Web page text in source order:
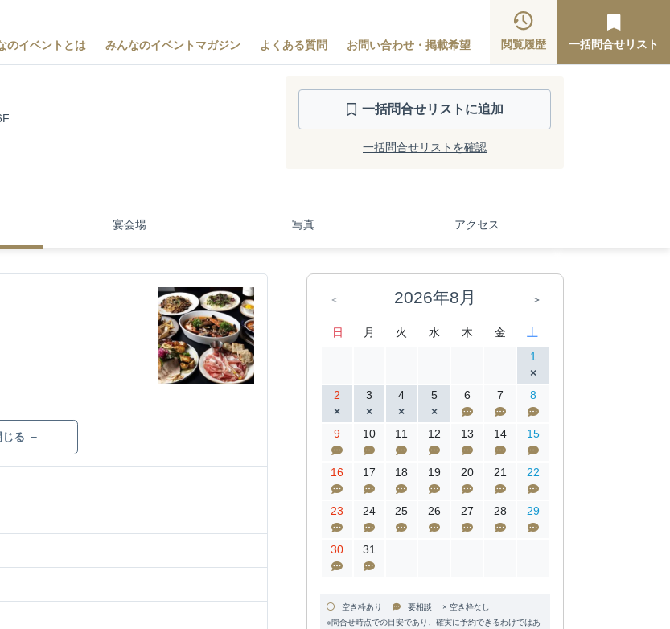
のイベントとは みんなのイベントマガジン よくある質問 お問い合わせ・掲載希望 閲覧履歴 一括問合せリスト
一括問合せリストに追加
一括問合せリストを確認
宴会場 写真 アクセス
る －
＜ 2026年8月 ＞
日 月 火 水 木 金
土
1
2 3 4 5 6 7 8
9 10 11 12 13 14 15
16 17 18 19 20 21 22
23 24 25 26 27 28 29
30 31
空き枠あり
要相談 × 空き枠なし
※問合せ時点での目安であり、確実に予約できるわけではあ